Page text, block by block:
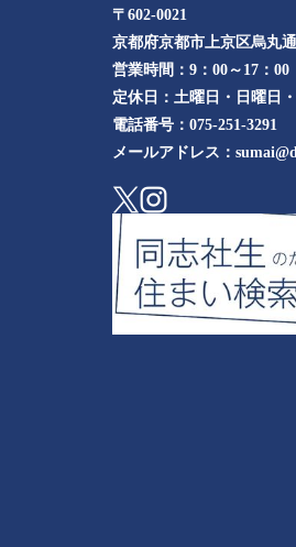
〒602-0021
京都府京都市上京区烏丸
営業時間： 9：00～17：00
定休日： 土曜日・日曜日
電話番号： 075-251-3291
メールアドレス：